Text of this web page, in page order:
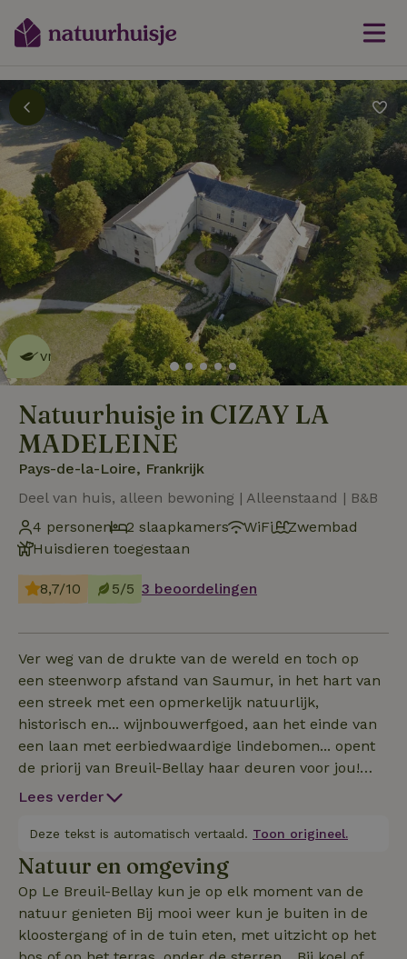
Dit natuurhuisje is eco-
vriendelijklees meer
Natuurhuisje in CIZAY LA
MADELEINE
Pays-de-la-Loire, Frankrijk
Deel van huis, alleen bewoning | Alleenstaand | B&B
4 personen
2 slaapkamers WiFi
Zwembad
Huisdieren toegestaan
8,7/10 5/5 3 beoordelingen
Ver weg van de drukte van de wereld en toch op
een steenworp afstand van Saumur, in het hart van
een streek met een opmerkelijk natuurlijk,
historisch en... wijnbouwerfgoed, aan het einde van
een laan met eerbiedwaardige lindebomen... opent
de priorij van Breuil-Bellay haar deuren voor jou!
Henry en Geneviève ontvangen je als hun gasten in
als Historisch Monument, waarvan de kapel en
kapittelzaal, beide gebouwd aan het begin van de
13e eeuw, bewonderenswaardig bewaard zijn
gebleven. Ontsnap voor een nacht (of meerdere
nachten!) en ontdek een bewaard gebleven
natuurlijke omgeving en een rijk verleden!
Lees verder
Deze tekst is automatisch vertaald. Toon origineel.
Natuur en omgeving
Op Le Breuil-Bellay kun je op elk moment van de
natuur genieten Bij mooi weer kun je buiten in de
kloostergang of in de tuin eten, met uitzicht op het